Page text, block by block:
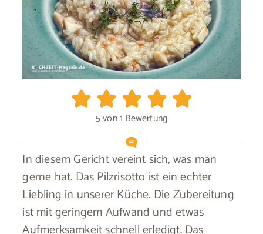
5von 1 Bewertung
In diesem Gericht vereint sich, was man
gerne hat. Das Pilzrisotto ist ein echter
Liebling in unserer Küche. Die Zubereitung
ist mit geringem Aufwand und etwas
Aufmerksamkeit schnell erledigt. Das